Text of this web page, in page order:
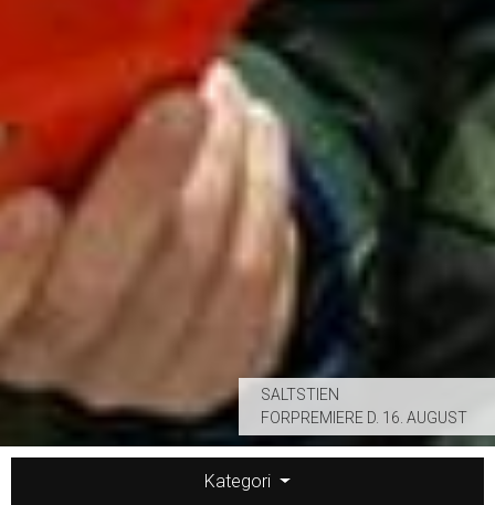
SALTSTIEN
FORPREMIERE D. 16. AUGUST
Kategori